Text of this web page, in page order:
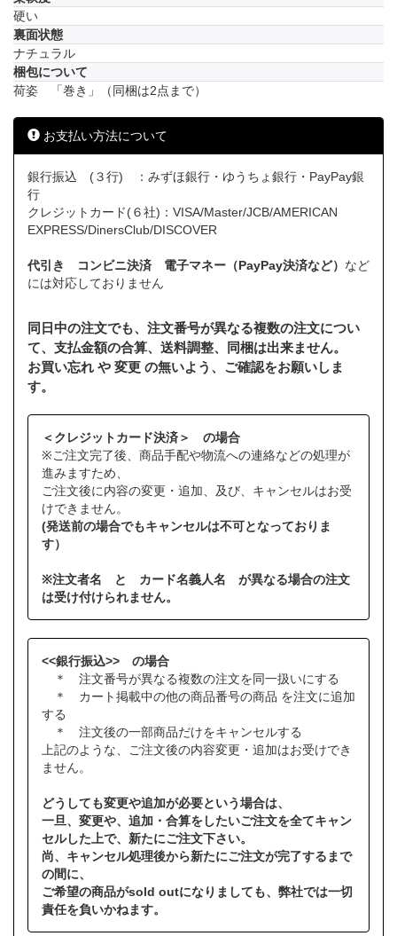
硬い
裏面状態
ナチュラル
梱包について
荷姿 「巻き」（同梱は2点まで）
お支払い方法について
銀行振込 (３行) ：みずほ銀行・ゆうちょ銀行・PayPay銀
行
クレジットカード(６社)：VISA/Master/JCB/AMERICAN
EXPRESS/DinersClub/DISCOVER
代引き コンビニ決済 電子マネー（PayPay決済など） など
には対応しておりません
同日中の注文でも、注文番号が異なる複数の注文につい
て、支払金額の合算、送料調整、同梱は出来ません。
お買い忘れ や 変更 の無いよう、ご確認をお願いしま
す。
＜クレジットカード決済＞ の場合
※ご注文完了後、商品手配や物流への連絡などの処理が
進みますため、
ご注文後に内容の変更・追加、及び、キャンセルはお受
けできません。
(発送前の場合でもキャンセルは不可となっておりま
す）
※注文者名 と カード名義人名 が異なる場合の注文
は受け付けられません。
<<銀行振込>> の場合
＊ 注文番号が異なる複数の注文を同一扱いにする
＊ カート掲載中の他の商品番号の商品 を注文に追加
する
＊ 注文後の一部商品だけをキャンセルする
上記のような、ご注文後の内容変更・追加はお受けでき
ません。
どうしても変更や追加が必要という場合は、
一旦、変更や、追加・合算をしたいご注文を全てキャン
セルした上で、新たにご注文下さい。
尚、キャンセル処理後から新たにご注文が完了するまで
の間に、
ご希望の商品がsold outになりましても、弊社では一切
責任を負いかねます。